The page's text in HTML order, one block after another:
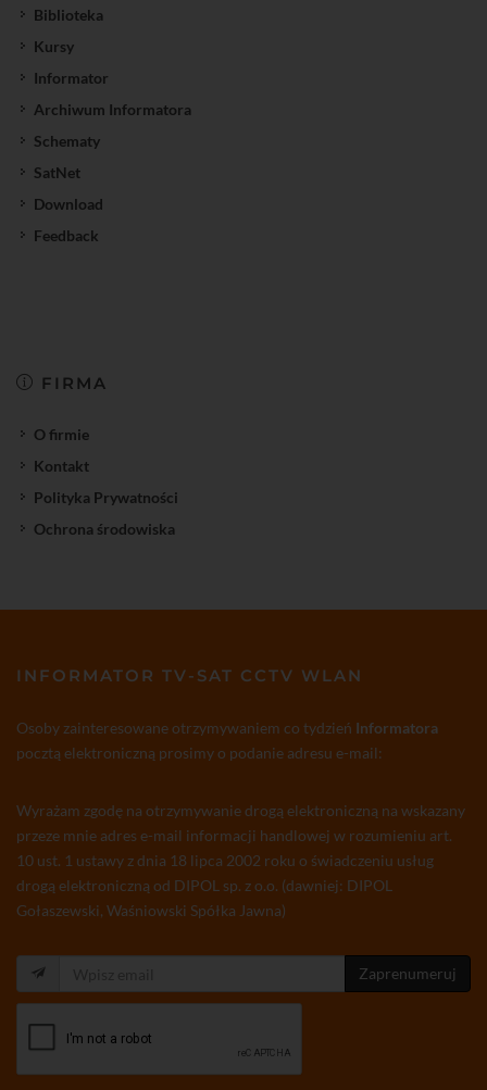
Biblioteka
Kursy
Informator
Archiwum Informatora
Schematy
SatNet
Download
Feedback
FIRMA
O firmie
Kontakt
Polityka Prywatności
Ochrona środowiska
INFORMATOR TV-SAT CCTV WLAN
Osoby zainteresowane otrzymywaniem co tydzień Informatora
pocztą elektroniczną prosimy o podanie adresu e-mail:
Wyrażam zgodę na otrzymywanie drogą elektroniczną na wskazany
przeze mnie adres e-mail informacji handlowej w rozumieniu art.
10 ust. 1 ustawy z dnia 18 lipca 2002 roku o świadczeniu usług
drogą elektroniczną od DIPOL sp. z o.o. (dawniej: DIPOL
Gołaszewski, Waśniowski Spółka Jawna)
Zaprenumeruj